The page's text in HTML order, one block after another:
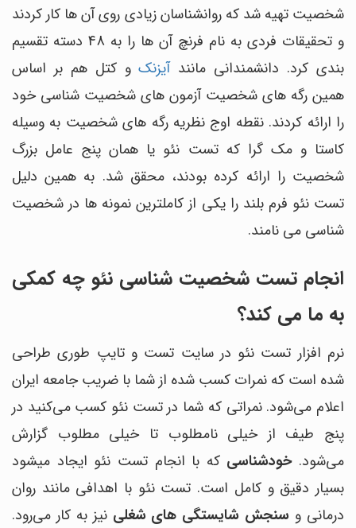
شخصیت تهیه شد که روانشناسان زیادی روی آن ها کار کردند
و تحقیقات فردی به نام فرنچ آن ها را به 48 دسته تقسیم
بندی کرد. دانشمندانی مانندآیزنکو کتل هم بر اساس
همین رگه های شخصیت آزمون های شخصیت شناسی خود
را ارائه کردند. نقطه اوج نظریه رگه های شخصیت به وسیله
کاستا و مک گرا که تست نئو یا همان پنج عامل بزرگ
شخصیت را ارائه کرده بودند، محقق شد. به همین دلیل
تست نئو فرم بلند را یکی از کاملترین نمونه ها در شخصیت
شناسی می نامند.
انجام تست شخصیت شناسی نئو چه کمکی
به ما می کند؟
نرم افزار تست نئو در سایت تست و تایپ طوری طراحی
شده است که نمرات کسب شده از شما با ضریب جامعه ایران
اعلام می‌شود. نمراتی که شما در تست نئو کسب می‌کنید در
پنج طیف از خیلی نامطلوب تا خیلی مطلوب گزارش
می‌شود.خودشناسیکه با انجام تست نئو ایجاد میشود
بسیار دقیق و کامل است. تست نئو با اهدافی مانند روان
درمانی و سنجش شایستگی های شغلی نیز به کار می‌رود.